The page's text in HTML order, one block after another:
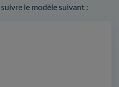
le modèle suivant :